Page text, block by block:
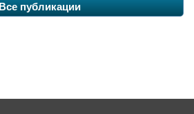
Все публикации